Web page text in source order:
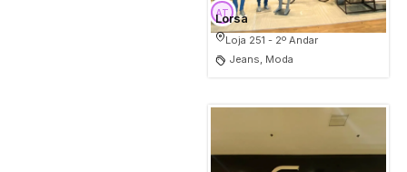
Lorsa
Loja 251 - 2º Andar
Jeans, Moda